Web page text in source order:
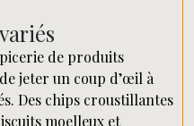
de produits
jeter un coup d’œil à
Des chips croustillantes
moelleux et